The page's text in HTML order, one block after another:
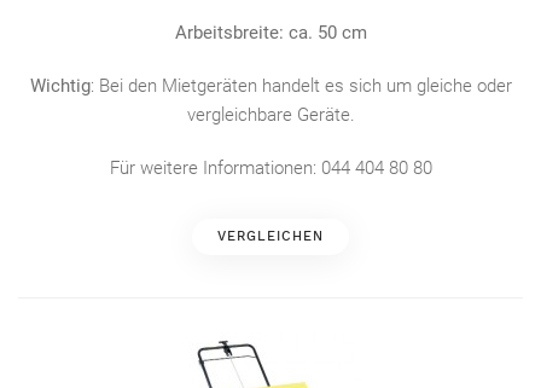
Arbeitsbreite: ca. 50 cm
Wichtig: Bei den Mietgeräten handelt es sich um gleiche oder
vergleichbare Geräte.
Für weitere Informationen: 044 404 80 80
VERGLEICHEN